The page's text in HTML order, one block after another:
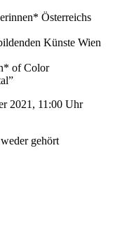
Österreichs
Künste Wien
of Color
2021, 11:00 Uhr
gehört